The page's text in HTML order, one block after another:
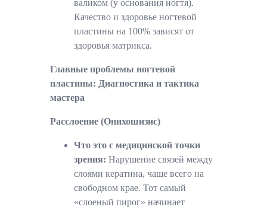
валиком (у основания ногтя).
Качество и здоровье ногтевой
пластины на 100% зависят от
здоровья матрикса.
Главные проблемы ногтевой
пластины: Диагностика и тактика
мастера
Расслоение (Онихошизис)
Что это с медицинской точки
зрения: Нарушение связей между
слоями кератина, чаще всего на
свободном крае. Тот самый
«слоеный пирог» начинает